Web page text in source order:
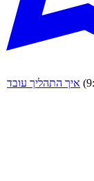
איך התהליך עובד